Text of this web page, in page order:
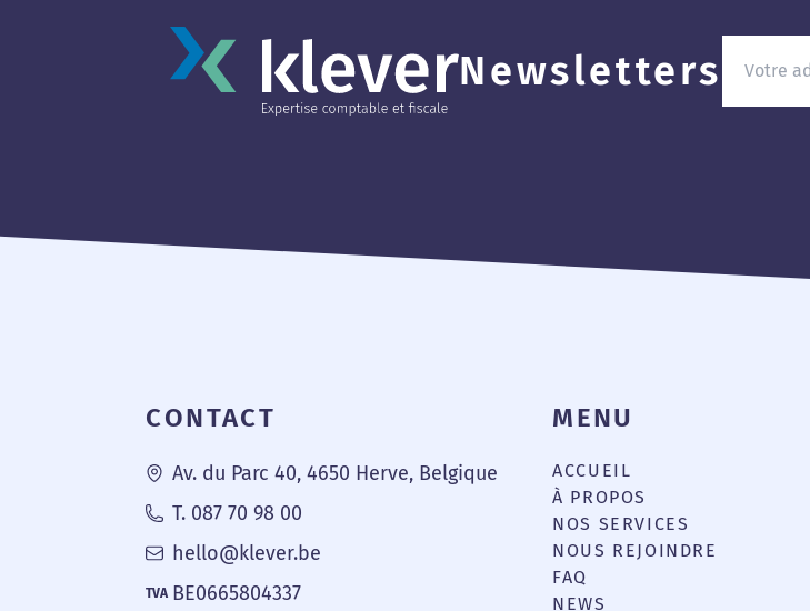
Newsletters
Pied de page
CONTACT
Av. du Parc 40, 4650 Herve, Belgique
T. 087 70 98 00
hello@klever.be
TVA BE0665804337
MENU
ACCUEIL
À PROPOS
NOS SERVICES
NOUS REJOINDRE
FAQ
NEWS